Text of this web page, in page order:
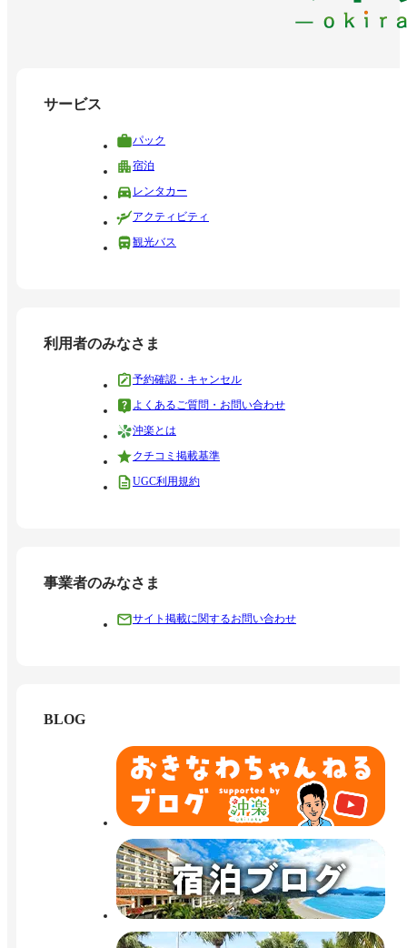
サービス
パック
宿泊
レンタカー
アクティビティ
観光バス
利用者のみなさま
予約確認・キャンセル
よくあるご質問・お問い合わせ
沖楽とは
クチコミ掲載基準
UGC利用規約
事業者のみなさま
サイト掲載に関するお問い合わせ
BLOG